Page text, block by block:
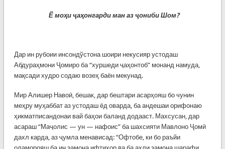
Ё моҳи ҷаҳонгарди ман аз ҷониби Шом?
Дар ин рубоии инсондўстона шоири некусияр устодаш
Абдураҳмони Ҷомиро ба “хуршеди ҷаҳонтоб” монанд намуда,
мақсади худро содаю возеҳ баён мекунад.
Мир Алишер Навоӣ, бешак, дар бештари асарҳояш бо чунин
меҳру муҳаббат аз устодаш ёд оварда, ба андешаи орифонаю
ҳикматписандонаи вай баҳои баланд додааст. Махсусан, дар
асараш “Маҷолис — ун — нафоис” ба шахсияти Мавлоно Ҷомӣ
дахл карда, аз ҷумла менависад: “Офтобе, ки бо раъйи